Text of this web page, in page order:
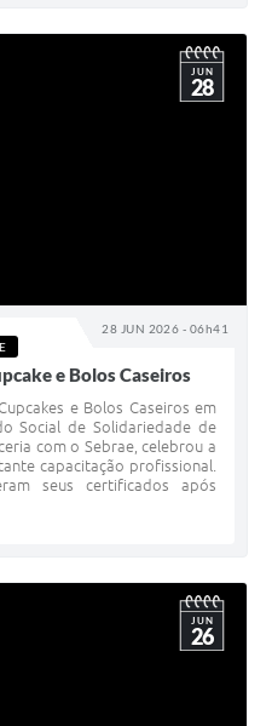
28 JUN 2026 - 06h41
JUN
28
e Bolos Caseiros
e Bolos Caseiros em
Social de Solidariedade de
com o Sebrae, celebrou a
capacitação profissional.
seus certificados após
JUN
26